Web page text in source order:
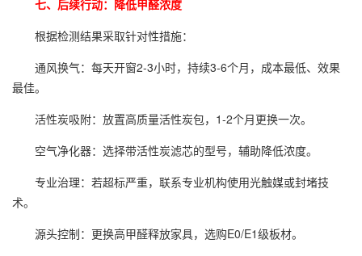
七、后续行动：降低甲醛浓度
根据检测结果采取针对性措施：
通风换气：每天开窗2-3小时，持续3-6个月，成本最低、效果
最佳。
活性炭吸附：放置高质量活性炭包，1-2个月更换一次。
空气净化器：选择带活性炭滤芯的型号，辅助降低浓度。
专业治理：若超标严重，联系专业机构使用光触媒或封堵技
术。
源头控制：更换高甲醛释放家具，选购E0/E1级板材。